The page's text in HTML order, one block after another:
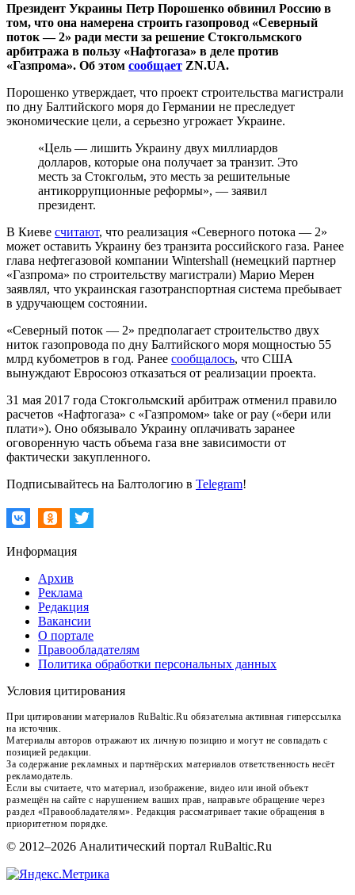
Президент Украины Петр Порошенко обвинил Россию в
том, что она намерена строить газопровод «Северный
поток — 2» ради мести за решение Стокгольмского
арбитража в пользу «Нафтогаза» в деле против
«Газпрома». Об этом сообщает ZN.UA.
Порошенко утверждает, что проект строительства магистрали
по дну Балтийского моря до Германии не преследует
экономические цели, а серьезно угрожает Украине.
«Цель — лишить Украину двух миллиардов
долларов, которые она получает за транзит. Это
месть за Стокгольм, это месть за решительные
антикоррупционные реформы», — заявил
президент.
В Киеве считают, что реализация «Северного потока — 2»
может оставить Украину без транзита российского газа. Ранее
глава нефтегазовой компании Wintershall (немецкий партнер
«Газпрома» по строительству магистрали) Марио Мерен
заявлял, что украинская газотранспортная система пребывает
в удручающем состоянии.
«Северный поток — 2» предполагает строительство двух
ниток газопровода по дну Балтийского моря мощностью 55
млрд кубометров в год. Ранее сообщалось, что США
вынуждают Евросоюз отказаться от реализации проекта.
31 мая 2017 года Стокгольмский арбитраж отменил правило
расчетов «Нафтогаза» с «Газпромом» take or pay («бери или
плати»). Оно обязывало Украину оплачивать заранее
оговоренную часть объема газа вне зависимости от
фактически закупленного.
Подписывайтесь на Балтологию в Telegram!
Информация
Архив
Реклама
Редакция
Вакансии
О портале
Правообладателям
Политика обработки персональных данных
Условия цитирования
При цитировании материалов RuBaltic.Ru обязательна активная гиперссылка
на источник.
Материалы авторов отражают их личную позицию и могут не совпадать с
позицией редакции.
За содержание рекламных и партнёрских материалов ответственность несёт
рекламодатель.
Если вы считаете, что материал, изображение, видео или иной объект
размещён на сайте с нарушением ваших прав, направьте обращение через
раздел «Правообладателям». Редакция рассматривает такие обращения в
приоритетном порядке.
© 2012–2026 Аналитический портал RuBaltic.Ru